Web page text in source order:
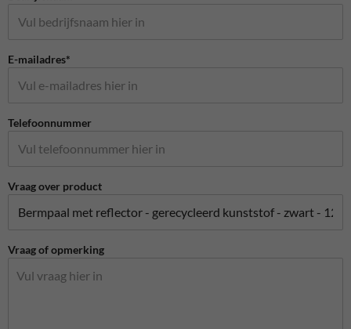
E-mailadres*
Telefoonnummer
Vraag over product
Vraag of opmerking